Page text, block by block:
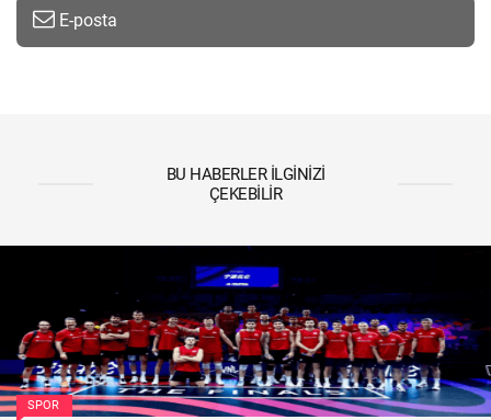
E-posta
BU HABERLER İLGINIZI
ÇEKEBILIR
SPOR